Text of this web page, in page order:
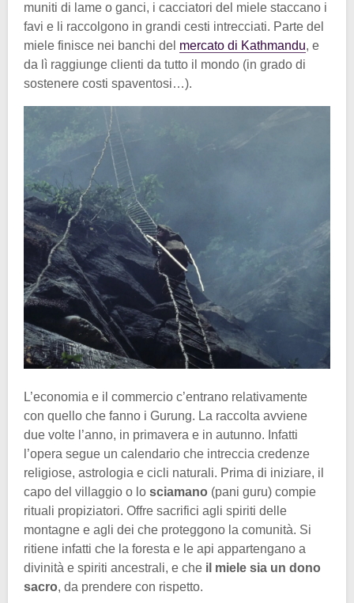
muniti di lame o ganci, i cacciatori del miele staccano i
favi e li raccolgono in grandi cesti intrecciati. Parte del
miele finisce nei banchi del mercato di Kathmandu, e
da lì raggiunge clienti da tutto il mondo (in grado di
sostenere costi spaventosi…).
L’economia e il commercio c’entrano relativamente
con quello che fanno i Gurung. La raccolta avviene
due volte l’anno, in primavera e in autunno. Infatti
l’opera segue un calendario che intreccia credenze
religiose, astrologia e cicli naturali. Prima di iniziare, il
capo del villaggio o lo sciamano (pani guru) compie
rituali propiziatori. Offre sacrifici agli spiriti delle
montagne e agli dei che proteggono la comunità. Si
ritiene infatti che la foresta e le api appartengano a
divinità e spiriti ancestrali, e che il miele sia un dono
sacro, da prendere con rispetto.